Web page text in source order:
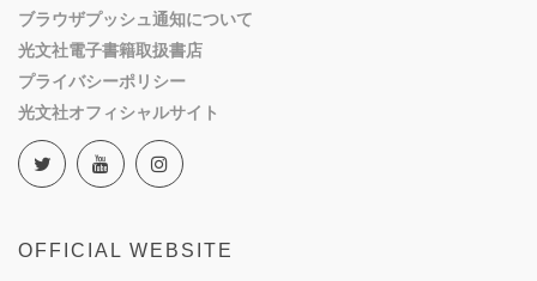
ブラウザプッシュ通知について
光文社電子書籍取扱書店
プライバシーポリシー
光文社オフィシャルサイト
OFFICIAL WEBSITE